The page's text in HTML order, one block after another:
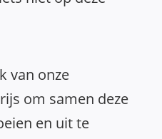
van onze
om samen deze
en uit te